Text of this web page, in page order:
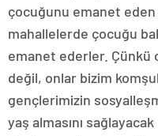
çocuğunu emanet
mahallelerde çocuğu
emanet ederler. Çünkü
değil, onlar bizim
gençlerimizin
yaş almasını